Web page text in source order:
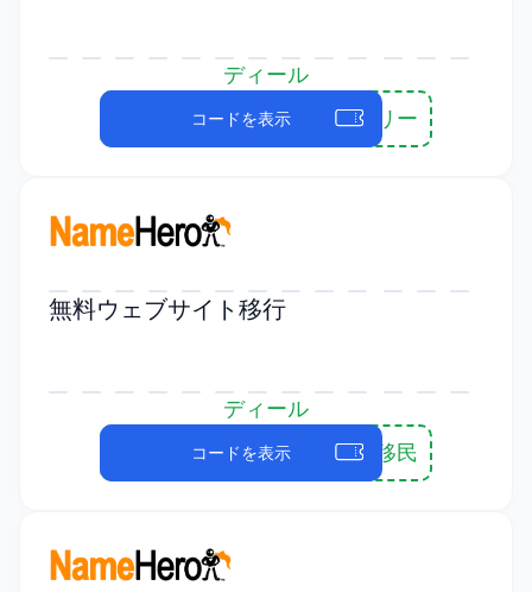
ディール
セキュアフリー
コードを表示
無料ウェブサイト移行
ディール
自由移民
コードを表示